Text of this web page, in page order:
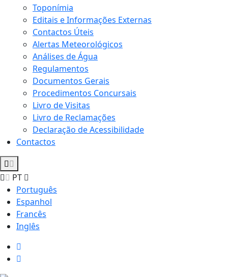
Toponímia
Editais e Informações Externas
Contactos Úteis
Alertas Meteorológicos
Análises de Água
Regulamentos
Documentos Gerais
Procedimentos Concursais
Livro de Visitas
Livro de Reclamações
Declaração de Acessibilidade
Contactos
PT
Português
Espanhol
Francês
Inglês